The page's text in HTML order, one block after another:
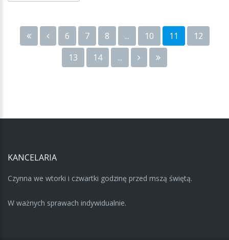
6 7 8 ... 10 11
12
13
14 ...
KANCELARIA
Czynna we wtorki i czwartki godzinę przed mszą świętą.
W ważnych sprawach indywidualnie.